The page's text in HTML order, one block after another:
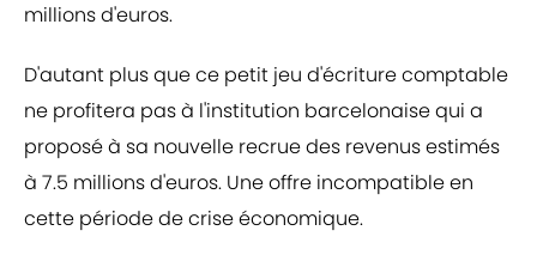
millions d'euros.
D'autant plus que ce petit jeu d'écriture comptable
ne profitera pas à l'institution barcelonaise qui a
proposé à sa nouvelle recrue des revenus estimés
à 7.5 millions d'euros. Une offre incompatible en
cette période de crise économique.